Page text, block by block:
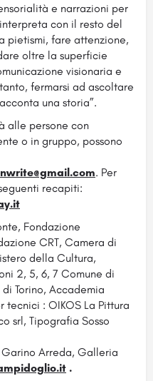
e narrazioni per
con il resto del
pietismi, fare attenzione,
oltre la superficie
visionaria e
fermarsi ad ascoltare
una storia”.
alle persone con
o in gruppo, possono
. Per
recapiti:
Fondazione
CRT, Camera di
della Cultura,
2, 5, 6, 7 Comune di
Torino, Accademia
tecnici : OIKOS La Pittura
srl, Tipografia Sosso
Garino Arreda, Galleria
.